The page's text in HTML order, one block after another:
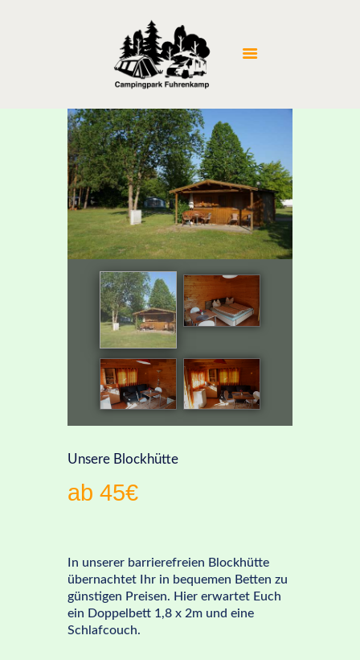
STARTSEITE
CAMPING
PREISE
UMGEBUNG
BILDERGALERIE
KONTAKT
Unsere Blockhütte
ab 45€
In unserer barrierefreien Blockhütte
übernachtet Ihr in bequemen Betten zu
günstigen Preisen. Hier erwartet Euch
ein Doppelbett 1,8 x 2m und eine
Schlafcouch.